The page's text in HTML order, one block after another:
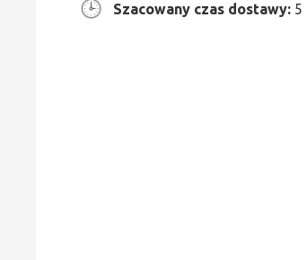
Szacowany czas dostawy: 5